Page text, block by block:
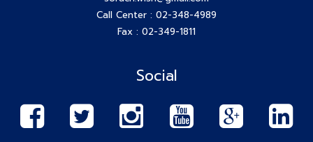
Call Center : 02-348-4989
Fax : 02-349-1811
Social